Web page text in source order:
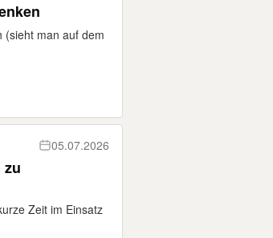
(sieht man auf dem
05.07.2026
zu
Zeit im Einsatz